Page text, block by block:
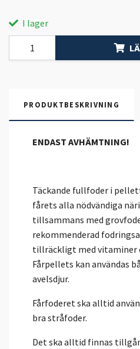
I lager
PRODUKTBESKRIVNING
ENDAST AVHÄMTNING!
Täckande fullfoder i
fårets alla nödvändiga
tillsammans med
rekommenderad
tillräckligt med vitaminer
Fårpellets kan användas
avelsdjur.
Fårfoderet ska alltid
bra stråfoder.
Det ska alltid finnas